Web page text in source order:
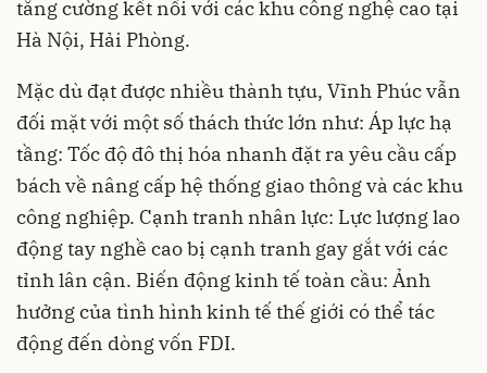
tăng cường kết nối với các khu công nghệ cao tại
Hà Nội, Hải Phòng.
Mặc dù đạt được nhiều thành tựu, Vĩnh Phúc vẫn
đối mặt với một số thách thức lớn như: Áp lực hạ
tầng: Tốc độ đô thị hóa nhanh đặt ra yêu cầu cấp
bách về nâng cấp hệ thống giao thông và các khu
công nghiệp. Cạnh tranh nhân lực: Lực lượng lao
động tay nghề cao bị cạnh tranh gay gắt với các
tỉnh lân cận. Biến động kinh tế toàn cầu: Ảnh
hưởng của tình hình kinh tế thế giới có thể tác
động đến dòng vốn FDI.